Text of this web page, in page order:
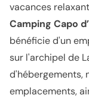
vacances
Camping Capo
bénéficie d'un
sur l'archipel de
d'hébergements,
emplacements,